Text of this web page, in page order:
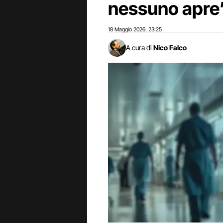
nessuno
18 Maggio 2026 23:25
A cura di Nico Falco